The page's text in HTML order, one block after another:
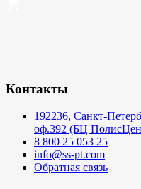
Контакты
192236, Санкт-
оф.392 (БЦ
8 800 25 053 25
info@ss-pt.com
Обратная связь